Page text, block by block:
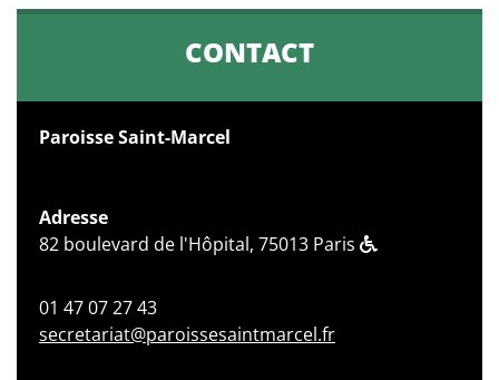
CONTACT
Paroisse Saint-Marcel
Adresse
82 boulevard de l'Hôpital, 75013 Paris
01 47 07 27 43
secretariat@paroissesaintmarcel.fr